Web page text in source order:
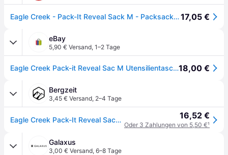
Eagle Creek - Pack-It Reveal Sack M - Packsack Gr 36 x 24 cm schwarz17,05 €
eBay
5,90 € Versand, 1–2 Tage
Eagle Creek Pack-it Reveal Sac M Utensilientasche Tasche Black Schwarz Neu18,00 €
Bergzeit
3,45 € Versand, 2–4 Tage
Eagle Creek Pack-It Reveal Sack M Packtasche 16,52 €
Oder 3 Zahlungen von 5,50 €¹
Galaxus
3,00 € Versand, 6–8 Tage